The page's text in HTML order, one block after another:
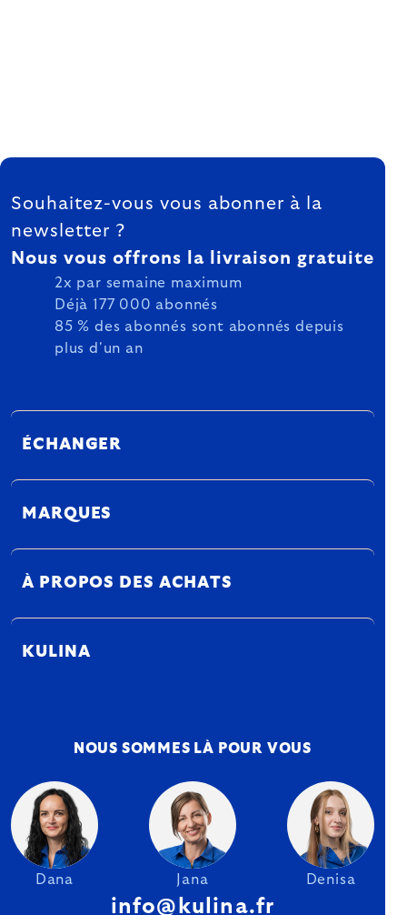
FOOTER
Souhaitez-vous vous abonner à la
newsletter ?
Nous vous offrons la livraison gratuite
2x par semaine maximum
Déjà 177 000 abonnés
85 % des abonnés sont abonnés depuis
plus d'un an
ÉCHANGER
MARQUES
À PROPOS DES ACHATS
KULINA
NOUS SOMMES LÀ POUR VOUS
Dana Jana Denisa
info@kulina.fr